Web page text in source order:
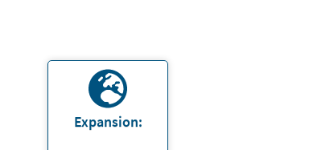
Expansion: